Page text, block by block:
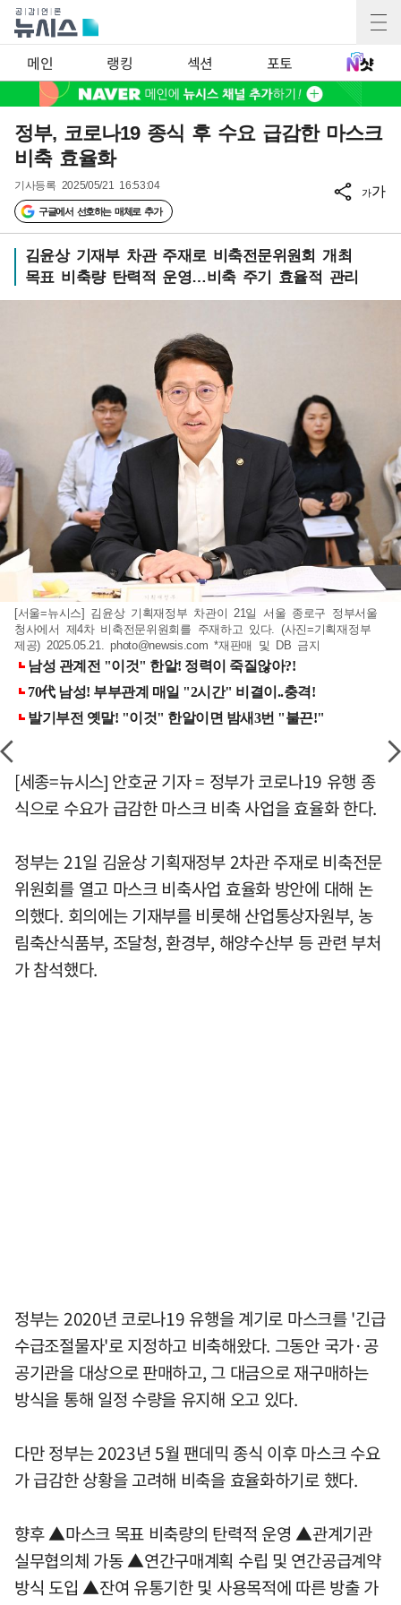
메인 랭킹 섹션 포토
정부, 코로나19 종식 후 수요 급감한 마스크
비축 효율화
기사등록 2025/05/21 16:53:04
구글에서 선호하는 매체로 추가
가가
김윤상 기재부 차관 주재로 비축전문위원회 개최
목표 비축량 탄력적 운영…비축 주기 효율적 관리
[서울=뉴시스] 김윤상 기획재정부 차관이 21일 서울 종로구 정부서울
청사에서 제4차 비축전문위원회를 주재하고 있다. (사진=기획재정부
제공) 2025.05.21.photo@newsis.com *재판매 및 DB 금지
[세종=뉴시스] 안호균 기자 = 정부가 코로나19 유행 종
식으로 수요가 급감한 마스크 비축 사업을 효율화 한다.
정부는 21일 김윤상 기획재정부 2차관 주재로 비축전문
위원회를 열고 마스크 비축사업 효율화 방안에 대해 논
의했다. 회의에는 기재부를 비롯해 산업통상자원부, 농
림축산식품부, 조달청, 환경부, 해양수산부 등 관련 부처
가 참석했다.
정부는 2020년 코로나19 유행을 계기로 마스크를 '긴급
수급조절물자'로 지정하고 비축해왔다. 그동안 국가·공
공기관을 대상으로 판매하고, 그 대금으로 재구매하는
방식을 통해 일정 수량을 유지해 오고 있다.
다만 정부는 2023년 5월 팬데믹 종식 이후 마스크 수요
가 급감한 상황을 고려해 비축을 효율화하기로 했다.
향후 ▲마스크 목표 비축량의 탄력적 운영 ▲관계기관
실무협의체 가동 ▲연간구매계획 수립 및 연간공급계약
방식 도입 ▲잔여 유통기한 및 사용목적에 따른 방출 가